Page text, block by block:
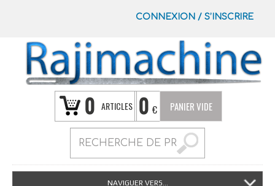
CONNEXION / S’INSCRIRE
0 ARTICLES 0 € PANIER VIDE
NAVIGUER VERS...